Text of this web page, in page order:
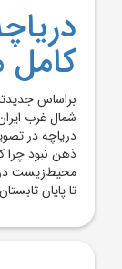
براساس
شمال غرب
درياچه در
ذهن نبود چرا
تا پايان